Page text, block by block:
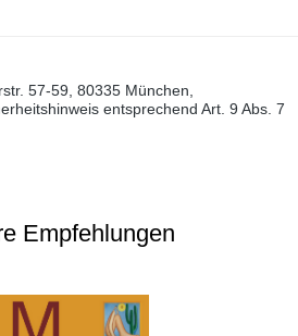
57-59, 80335 München,
entsprechend Art. 9 Abs. 7
Empfehlungen